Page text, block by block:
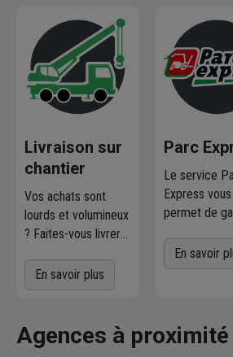
Livraison sur
chantier
Vos achats sont
lourds et volumineux
? Faites-vous livrer
voulez! L'agence
Chausson qui
vous contacte pour
fixer le meilleur
En savoir plus
Parc
Le service
Express vous
permet de
simplicité.
d'un service
magasiniers
vos achats
En savoir
Agences à proximité